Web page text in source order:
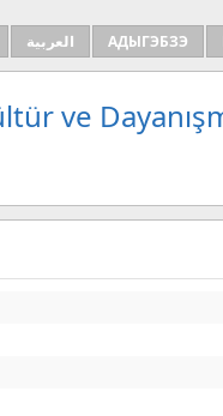
العربية АДЫГЭБЗЭ
ve